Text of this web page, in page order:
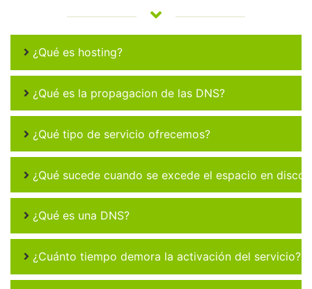
¿Qué es hosting?
¿Qué es la propagacion de las DNS?
¿Qué tipo de servicio ofrecemos?
¿Qué sucede cuando se excede el espacio en disco
¿Qué es una DNS?
¿Cuánto tiempo demora la activación del servicio?